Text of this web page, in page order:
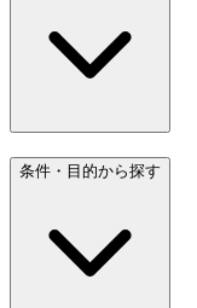
条件・目的から探す